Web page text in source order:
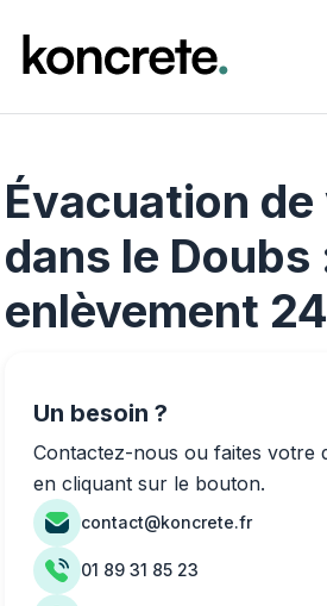
Évacuation
dans le Doubs
enlèvement
Un besoin ?
Contactez-nous ou faites votre
en cliquant sur le bouton.
contact@koncrete.fr
01 89 31 85 23